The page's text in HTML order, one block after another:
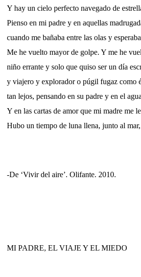
Y hay un cielo perfecto navegado de
Pienso en mi padre y en aquellas
cuando me bañaba entre las olas y
Me he vuelto mayor de golpe. Y me he
niño errante y solo que quiso ser un día
y viajero y explorador o púgil fugaz como
tan lejos, pensando en su padre y en el
Y en las cartas de amor que mi madre me
Hubo un tiempo de luna llena, junto al
-De ‘Vivir del aire’. Olifante. 2010.
MI PADRE, EL VIAJE Y EL MIEDO